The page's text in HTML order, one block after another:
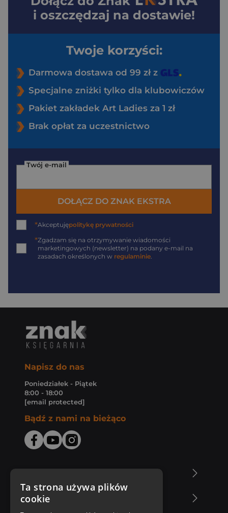
i oszczędzaj na dostawie!
Twoje korzyści:
Darmowa dostawa od 99 zł z
Specjalne zniżki tylko dla klubowiczów
Pakiet zakładek Art Ladies za 1 zł
Brak opłat za uczestnictwo
Twój e-mail
DOŁĄCZ DO ZNAK EKSTRA
*Akceptujępolitykę prywatności
*Zgadzam się na otrzymywanie wiadomości
marketingowych (newsletter) na podany e-mail na
zasadach określonych w regulaminie
Napisz do nas
Poniedziałek - Piątek
8:00 - 18:00
[email protected]
Bądź z nami na bieżąco
Zakupy u nas
Ta strona używa plików
cookie